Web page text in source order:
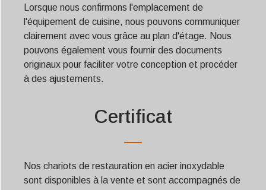
Lorsque nous confirmons l'emplacement de
l'équipement de cuisine, nous pouvons communiquer
clairement avec vous grâce au plan d'étage. Nous
pouvons également vous fournir des documents
originaux pour faciliter votre conception et procéder
à des ajustements.
Certificat
Nos chariots de restauration en acier inoxydable
sont disponibles à la vente et sont accompagnés de